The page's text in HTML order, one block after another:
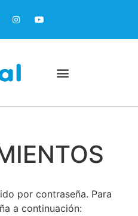
por contraseña. Para
a continuación: